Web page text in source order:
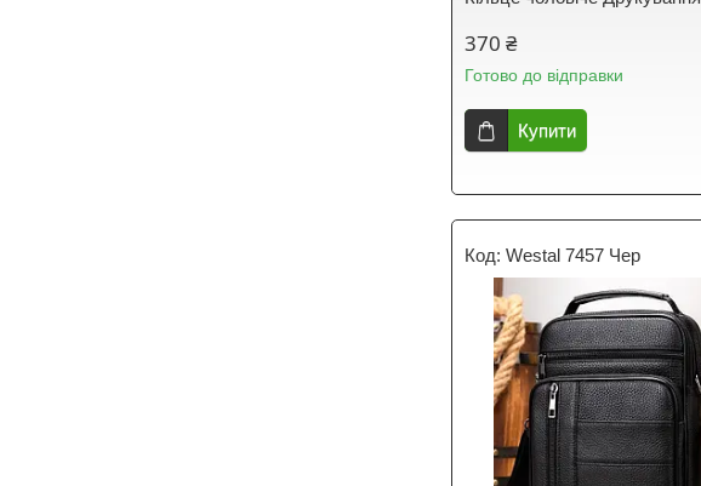
370 ₴
Готово до відправки
Купити
Westal 7457 Чер